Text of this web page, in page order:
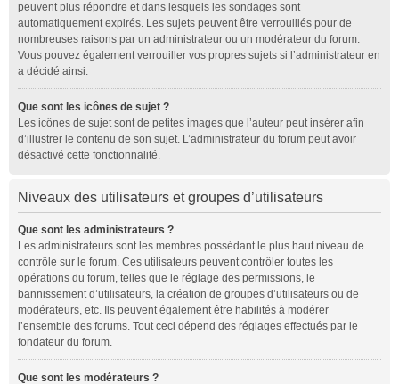
peuvent plus répondre et dans lesquels les sondages sont
automatiquement expirés. Les sujets peuvent être verrouillés pour de
nombreuses raisons par un administrateur ou un modérateur du forum.
Vous pouvez également verrouiller vos propres sujets si l’administrateur en
a décidé ainsi.
Que sont les icônes de sujet ?
Les icônes de sujet sont de petites images que l’auteur peut insérer afin
d’illustrer le contenu de son sujet. L’administrateur du forum peut avoir
désactivé cette fonctionnalité.
Niveaux des utilisateurs et groupes d’utilisateurs
Que sont les administrateurs ?
Les administrateurs sont les membres possédant le plus haut niveau de
contrôle sur le forum. Ces utilisateurs peuvent contrôler toutes les
opérations du forum, telles que le réglage des permissions, le
bannissement d’utilisateurs, la création de groupes d’utilisateurs ou de
modérateurs, etc. Ils peuvent également être habilités à modérer
l’ensemble des forums. Tout ceci dépend des réglages effectués par le
fondateur du forum.
Que sont les modérateurs ?